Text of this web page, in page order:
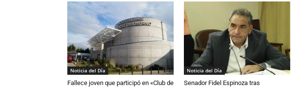
Noticia del Día
Fallece joven que participó en «Club de
Noticia del Día
Senador Fidel Espinoza tras